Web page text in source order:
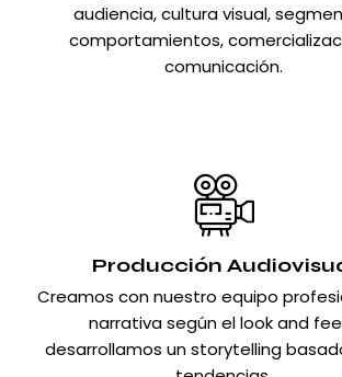
audiencia, cultura visual,
comportamientos,
comunicación.
Producción
Creamos con nuestro equipo
narrativa según el look and
desarrollamos un storytelling